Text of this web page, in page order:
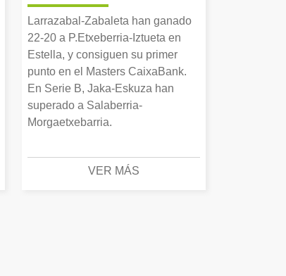
Larrazabal-Zabaleta han ganado
22-20 a P.Etxeberria-Iztueta en
Estella, y consiguen su primer
punto en el Masters CaixaBank.
En Serie B, Jaka-Eskuza han
superado a Salaberria-
Morgaetxebarria.
VER MÁS